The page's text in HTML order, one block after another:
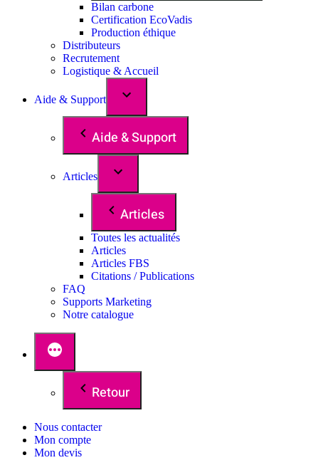
Bilan carbone
Certification EcoVadis
Production éthique
Distributeurs
Recrutement
Logistique & Accueil
Aide & Support
Aide & Support
Articles
Articles
Toutes les actualités
Articles
Articles FBS
Citations / Publications
FAQ
Supports Marketing
Notre catalogue
Retour
Nous contacter
Mon compte
Mon devis